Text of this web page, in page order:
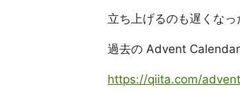
立ち上げるのも遅くな
過去の Advent Calendar
https://qiita.com/